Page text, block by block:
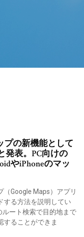
プの新機能として
発表。PC向けの
やiPhoneのマッ
Google Maps）アプリ
する方法を説明してい
ルート検索で目的地まで
することができま